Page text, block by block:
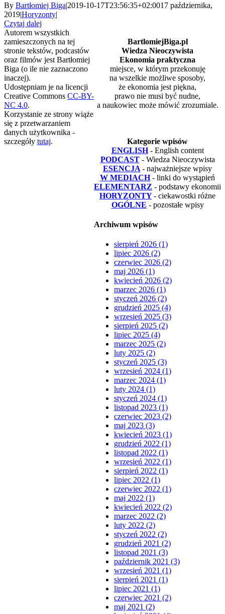
By Bartłomiej Biga|2019-10-17T23:56:35+02:0017 października,
2019|Horyzonty|
Czytaj dalej
BartlomiejBiga.pl
Wiedza Nieoczywista
Ekonomia praktyczna
miejsce, w którym przekonuję
na wszelkie możliwe sposoby,
że ekonomia jest piękna,
prawo nie musi być nudne,
a naukowiec może mówić zrozumiale.
Kategorie wpisów
ENGLISH - English content
PODCAST - Wiedza Nieoczywista
ESENCJA - najważniejsze wpisy
W MEDIACH - linki do wystąpień
ELEMENTARZ - podstawy ekonomii
HORYZONTY - ciekawostki różne
OGÓLNE - pozostałe wpisy
Archiwum wpisów
sierpień 2026 (1)
lipiec 2026 (2)
czerwiec 2026 (2)
maj 2026 (1)
kwiecień 2026 (2)
marzec 2026 (1)
styczeń 2026 (2)
grudzień 2025 (4)
wrzesień 2025 (3)
sierpień 2025 (2)
lipiec 2025 (4)
marzec 2025 (2)
luty 2025 (2)
styczeń 2025 (3)
wrzesień 2024 (1)
marzec 2024 (1)
luty 2024 (1)
styczeń 2024 (1)
listopad 2023 (1)
czerwiec 2023 (2)
maj 2023 (3)
kwiecień 2023 (1)
grudzień 2022 (1)
listopad 2022 (1)
wrzesień 2022 (1)
sierpień 2022 (1)
lipiec 2022 (1)
czerwiec 2022 (1)
maj 2022 (1)
kwiecień 2022 (2)
marzec 2022 (2)
luty 2022 (2)
styczeń 2022 (2)
grudzień 2021 (2)
listopad 2021 (3)
październik 2021 (3)
wrzesień 2021 (1)
sierpień 2021 (1)
lipiec 2021 (1)
czerwiec 2021 (2)
maj 2021 (2)
Autorem wszystkich
zamieszczonych na tej
stronie tekstów, podcastów
oraz filmów jest Bartłomiej
Biga (o ile nie zaznaczono
inaczej).
Udostępniam je na licencji
Creative Commons CC-BY-
NC 4.0.
Korzystanie ze strony wiąże
się z przetwarzaniem
danych użytkownika -
szczegóły tutaj.